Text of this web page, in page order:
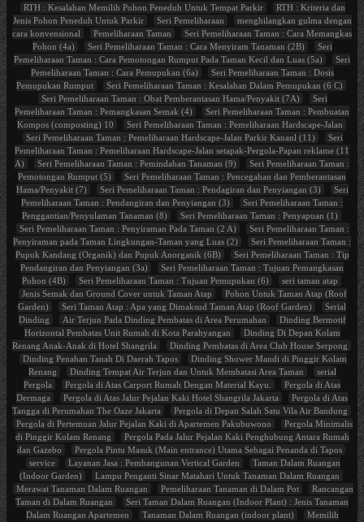
RTH : Kesalahan Memilih Pohon Peneduh Untuk Tempat Parkir
RTH : Kriteria dan
Jenis Pohon Peneduh Untuk Parkir
Seri Pemeliharaan
menghilangkan gulma dengan
cara konvensional
Pemeliharaan Taman
Seri Pemeliharaan Taman : Cara Memangkas
Pohon (4a)
Seri Pemeliharaan Taman : Cara Menyiram Tanaman (2B)
Seri
Pemeliharaan Taman : Cara Pemotongan Rumput Pada Taman Kecil dan Luas (5a)
Seri
Pemeliharaan Taman : Cara Pemupukan (6a)
Seri Pemeliharaan Taman : Dosis
Pemupukan Rumput
Seri Pemeliharaan Taman : Kesalahan Dalam Pemupukan (6 C)
Seri Pemeliharaan Taman : Obat Pemberantasan Hama/Penyakit (7A)
Seri
Pemeliharaan Taman : Pemangkasan Semak (4)
Seri Pemeliharaan Taman : Pembuatan
Kompos (composting) 10
Seri Pemeliharaan Taman : Pemeliharaan Hardscape-Jalan
Seri Pemeliharaan Taman : Pemeliharaan Hardscape-Jalan Parkir Kananl (11)
Seri
Pemeliharaan Taman : Pemeliharaan Hardscape-Jalan setapak-Pergola-Papan reklame (11
A)
Seri Pemeliharaan Taman : Pemindahan Tanaman (9)
Seri Pemeliharaan Taman :
Pemotongan Rumput (5)
Seri Pemeliharaan Taman : Pencegahan dan Pemberantasan
Hama/Penyakit (7)
Seri Pemeliharaan Taman : Pendagiran dan Penyiangan (3)
Seri
Pemeliharaan Taman : Pendangiran dan Penyiangan (3)
Seri Pemeliharaan Taman :
Penggantian/Penyulaman Tanaman (8)
Seri Pemeliharaan Taman : Penyapuan (1)
Seri Pemeliharaan Taman : Penyiraman Pada Taman (2 A)
Seri Pemeliharaan Taman :
Penyiraman pada Taman Lingkungan-Taman yang Luas (2)
Seri Pemeliharaan Taman :
Pupuk Kandang (Organik) dan Pupuk Anorganik (6B)
Seri Pemeliharaan Taman : Tip
Pendangiran dan Penyiangan (3a)
Seri Pemeliharaan Taman : Tujuan Pemangkasan
Pohon (4B)
Seri Pemeliharaan Taman : Tujuan Pemupukan (6)
seri taman atap
Jenis Semak dan Ground Cover untuk Taman Atap
Pohon Untuk Taman Atap (Roof
Garden)
Seri Taman Atap : Apa yang Dimaksud Taman Atap (Roof Garden)
Serial
Dinding
Air Terjun Pada Dinding Pembatas di Area Perumahan
Dinding Bermotif
Horizontal Pembatas Unit Rumah di Kota Parahyangan
Dinding Di Depan Kolam
Renang Anak-Anak di Hotel Shangrila
Dinding Pembatas di Area Club House Serpong
Dinding Penahan Tanah Di Daerah Tapos
Dinding Shower Mandi di Pinggir Kolam
Renang
Dinding Tempat Air Terjun dan Untuk Membatasi Area Taman
serial
Pergola
Pergola di Atas Carport Rumah Dengan Material Kayu.
Pergola di Atas
Dermaga
Pergola di Atas Jalur Pejalan Kaki Hotel Shangrila Jakarta
Pergola di Atas
Tangga di Perumahan The Oaze Jakarta
Pergola di Depan Salah Satu Vila Air Bandung
Pergola di Pertemuan Jalur Pejalan Kaki di Apartemen Pakubuwono
Pergola Minimalis
di Pinggir Kolam Renang
Pergola Pada Jalur Pejalan Kaki Penghubung Antara Rumah
dan Gazebo
Pergola Pintu Masuk (Main entrance) Utama Sebagai Penanda di Tapos
service
Layanan Jasa : Pembangunan Vertical Garden
Taman Dalam Ruangan
(Indoor Garden)
Lampu Penganti Sinar Matahari Untuk Tanaman Dalam Ruangan
Merawat Tanaman Dalam Ruangan
Pemeliharaan Tanaman di Dalam Pot
Rancangan
Taman di Dalam Ruangan
Seri Taman Dalam Ruangan (Indoor Plant) : Jenis Tanaman
Dalam Ruangan Apartemen
Tanaman Dalam Ruangan (indoor plant)
Memilih